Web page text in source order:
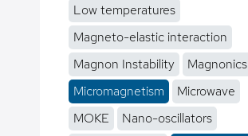
Low temperatures
Magneto-elastic interaction
Magnon Instability
Magnonics
Micromagnetism
Microwave
MOKE
Nano-oscillators